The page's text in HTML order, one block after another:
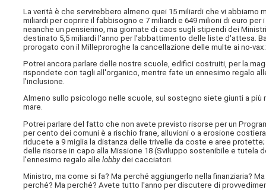
La verità è che servirebbero almeno quei 15 miliardi che vi
miliardi per coprire il fabbisogno e 7 miliardi e 649 milioni di euro
neanche un pensierino, ma giornate di caos sugli stipendi dei
destinato 5,5 miliardi l'anno per l'abbattimento delle liste d'attesa.
prorogato con il Milleproroghe la cancellazione delle multe ai no-
Potrei ancora parlare delle nostre scuole, edifici costruiti, per la
rispondete con tagli all'organico, mentre fate un ennesimo regalo
l'inclusione.
Almeno sullo psicologo nelle scuole, sul sostegno siete giunti a
mare.
Potrei parlare del fatto che non avete previsto risorse per un
per cento dei comuni è a rischio frane, alluvioni o a erosione
riducete a 9 miglia la distanza delle trivelle da coste e aree
delle risorse in capo alla Missione 18 (Sviluppo sostenibile e
l'ennesimo regalo allelobbydei cacciatori.
Ministro, ma come si fa? Ma perché aggiungerlo nella finanziaria?
perché? Ma perché? Avete tutto l'anno per discutere di